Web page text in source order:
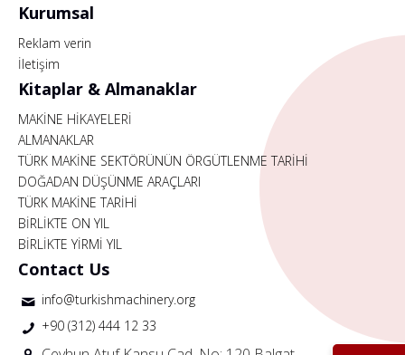
Kurumsal
Reklam verin
İletişim
Kitaplar & Almanaklar
MAKİNE HİKAYELERİ
ALMANAKLAR
TÜRK MAKİNE SEKTÖRÜNÜN ÖRGÜTLENME TARİHİ
DOĞADAN DÜŞÜNME ARAÇLARI
TÜRK MAKİNE TARİHİ
BİRLİKTE ON YIL
BİRLİKTE YİRMİ YIL
Contact Us
info@turkishmachinery.org
+90 (312) 444 12 33